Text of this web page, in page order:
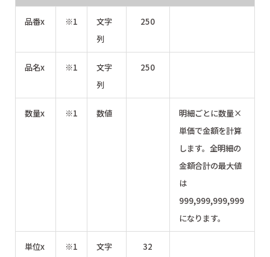
品番x ※1
文字
列
250
品名x ※1
文字
列
250
数量x ※1 数値
明細ごとに数量×
単価で金額を計算
します。全明細の
金額合計の最大値
は
999,999,999,999
になります。
単位x ※1
文字
32